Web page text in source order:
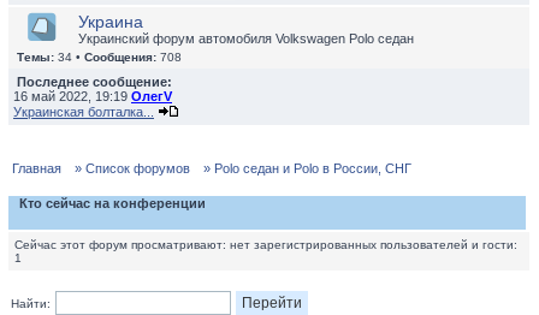
Украина
Украинский форум автомобиля Volkswagen Polo седан
Темы: 34 • Сообщения: 708
Последнее сообщение:
16 май 2022, 19:19 ОлегV
Украинская болталка...
Главная » Список форумов » Polo седан и Polo в России, СНГ
Кто сейчас на конференции
Сейчас этот форум просматривают: нет зарегистрированных пользователей и гости:
1
Найти: